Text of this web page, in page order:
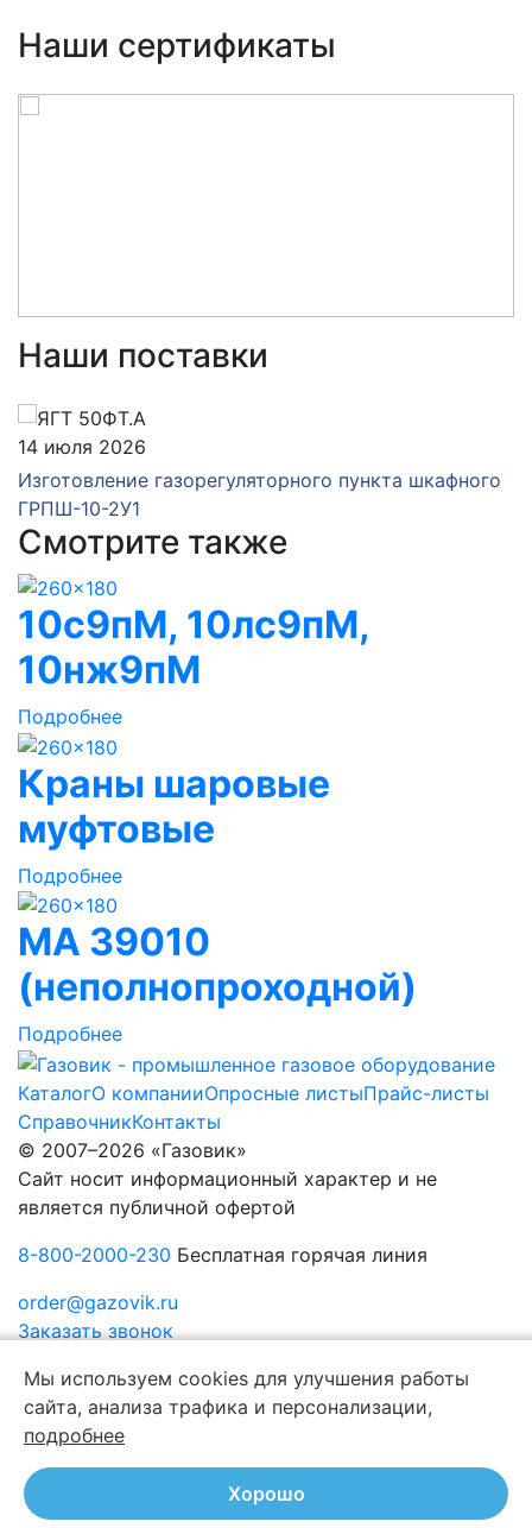
Наши сертификаты
Наши поставки
14 июля 2026
Изготовление газорегуляторного пункта шкафного
ГРПШ-10-2У1
Смотрите также
10с9пМ, 10лс9пМ,
10нж9пМ
Подробнее
Краны шаровые
муфтовые
Подробнее
МА 39010
(неполнопроходной)
Подробнее
КаталогО компанииОпросные листыПрайс-листы
СправочникКонтакты
© 2007–2026 «Газовик»
Сайт носит информационный характер и не
является публичной офертой
8-800-2000-230 Бесплатная горячая линия
order@gazovik.ru
Заказать звонок
Мы используем cookies для улучшения работы
сайта, анализа трафика и персонализации,
подробнее
Хорошо